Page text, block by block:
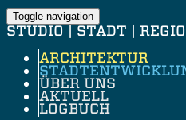
Toggle navigation
STUDIO | STADT |
ARCHITEKTUR
ÜBER UNS
AKTUELL
LOGBUCH